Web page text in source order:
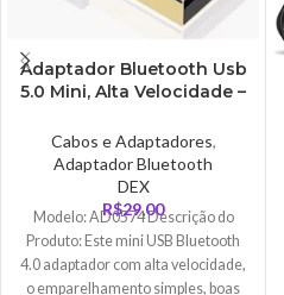
Adaptador Bluetooth Usb
5.0 Mini, Alta Velocidade –
Cabos e Adaptadores,
Adaptador Bluetooth
DEX
R$29,00
Modelo: AD0574 Descrição do
Produto: Este mini USB Bluetooth
4.0 adaptador com alta velocidade,
o emparelhamento simples, boas